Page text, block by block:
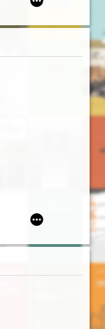
latach 1806-1812
schroniska "U
w Sosnowcu
: 60-lecie Kultury